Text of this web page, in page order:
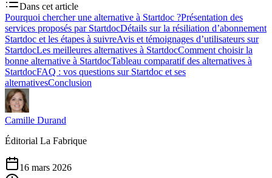
Dans cet article
Pourquoi chercher une alternative à Startdoc ?Présentation des
services proposés par StartdocDétails sur la résiliation d’abonnement
Startdoc et les étapes à suivreAvis et témoignages d’utilisateurs sur
StartdocLes meilleures alternatives à StartdocComment choisir la
bonne alternative à StartdocTableau comparatif des alternatives à
StartdocFAQ : vos questions sur Startdoc et ses
alternativesConclusion
Camille Durand
Éditorial La Fabrique
16 mars 2026